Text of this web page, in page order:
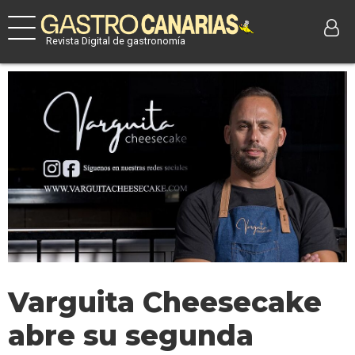
Revista Digital de gastronomía
Varguita Cheesecake
abre su segunda